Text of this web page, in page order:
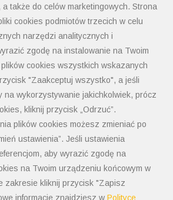
także do celów marketingowych. Strona
cookies podmiotów trzecich w celu
narzędzi analitycznych i
zgodę na instalowanie na Twoim
cookies wszystkich wskazanych
"Zaakceptuj wszystko", a jeśli
na wykorzystywanie jakichkolwiek, prócz
kliknij przycisk „Odrzuć”.
plików cookies możesz zmieniać po
ustawienia”. Jeśli ustawienia
aby wyrazić zgodę na
na Twoim urządzeniu końcowym w
zakresie kliknij przycisk "Zapisz
informacje znajdziesz w Polityce
15:30
jawna